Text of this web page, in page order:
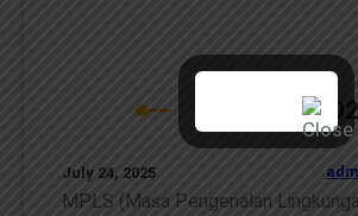
MPLS
July 24, 2025
MPLS (Masa Pengenalan